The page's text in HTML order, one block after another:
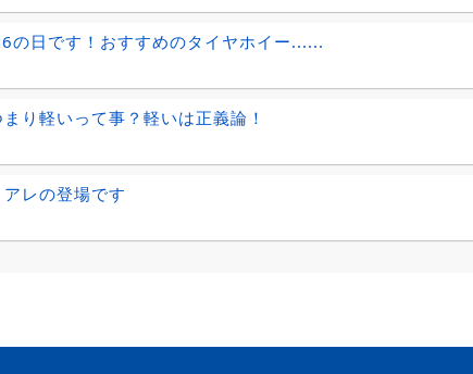
の日です！おすすめのタイヤホイー......
り軽いって事？軽いは正義論！
レの登場です